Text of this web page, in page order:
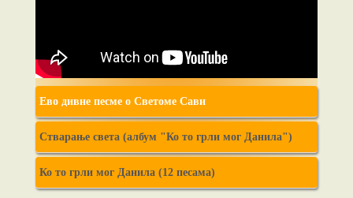
Ево дивне песме о Светоме Сави
Стварање света (албум "Ко то грли мог Данила")
Ко то грли мог Данила (12 песама)